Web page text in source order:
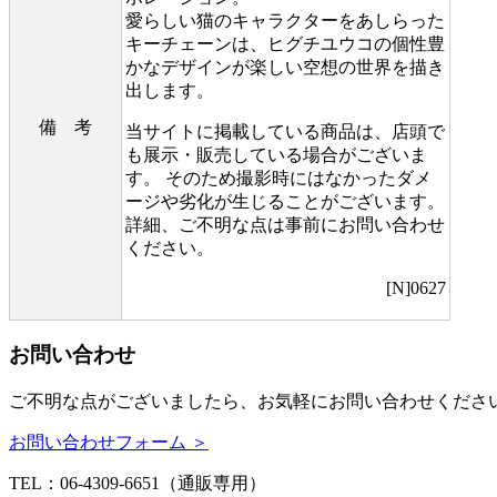
備 考
愛らしい猫のキャラクターをあしらった
キーチェーンは、ヒグチユウコの個性豊
かなデザインが楽しい空想の世界を描き
出します。
当サイトに掲載している商品は、店頭で
も展示・販売している場合がございま
す。 そのため撮影時にはなかったダメ
ージや劣化が生じることがございます。
詳細、ご不明な点は事前にお問い合わせ
ください。
[N]0627
お問い合わせ
ご不明な点がございましたら、お気軽にお問い合わせくださ
お問い合わせフォーム ＞
TEL：06-4309-6651（通販専用）